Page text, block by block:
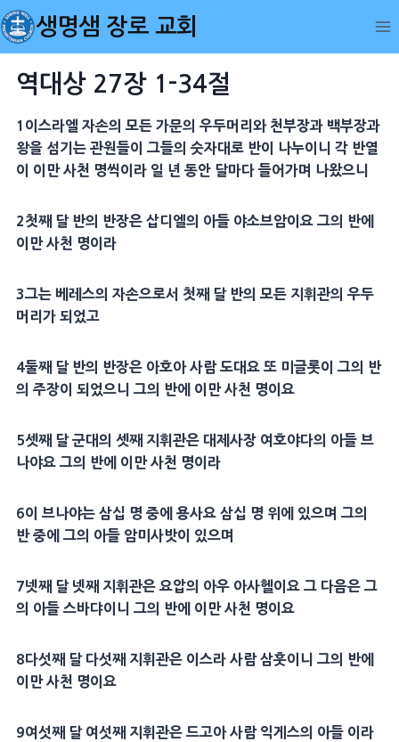
Skip
to
content
생명샘 장로 교회
역대상 27장 1-34절
1이스라엘 자손의 모든 가문의 우두머리와 천부장과 백부장과
왕을 섬기는 관원들이 그들의 숫자대로 반이 나누이니 각 반열
이 이만 사천 명씩이라 일 년 동안 달마다 들어가며 나왔으니
2첫째 달 반의 반장은 삽디엘의 아들 야소브암이요 그의 반에
이만 사천 명이라
3그는 베레스의 자손으로서 첫째 달 반의 모든 지휘관의 우두
머리가 되었고
4둘째 달 반의 반장은 아호아 사람 도대요 또 미글롯이 그의 반
의 주장이 되었으니 그의 반에 이만 사천 명이요
5셋째 달 군대의 셋째 지휘관은 대제사장 여호야다의 아들 브
나야요 그의 반에 이만 사천 명이라
6이 브나야는 삼십 명 중에 용사요 삼십 명 위에 있으며 그의
반 중에 그의 아들 암미사밧이 있으며
7넷째 달 넷째 지휘관은 요압의 아우 아사헬이요 그 다음은 그
의 아들 스바댜이니 그의 반에 이만 사천 명이요
8다섯째 달 다섯째 지휘관은 이스라 사람 삼훗이니 그의 반에
이만 사천 명이요
9여섯째 달 여섯째 지휘관은 드고아 사람 익게스의 아들 이라